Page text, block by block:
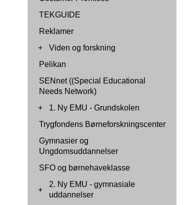
TEKGUIDE
Reklamer
+
Viden og forskning
Pelikan
SENnet ((Special Educational
Needs Network)
+
1. Ny EMU - Grundskolen
Trygfondens Børneforskningscenter
Gymnasier og
Ungdomsuddannelser
SFO og børnehaveklasse
+
2. Ny EMU - gymnasiale
uddannelser